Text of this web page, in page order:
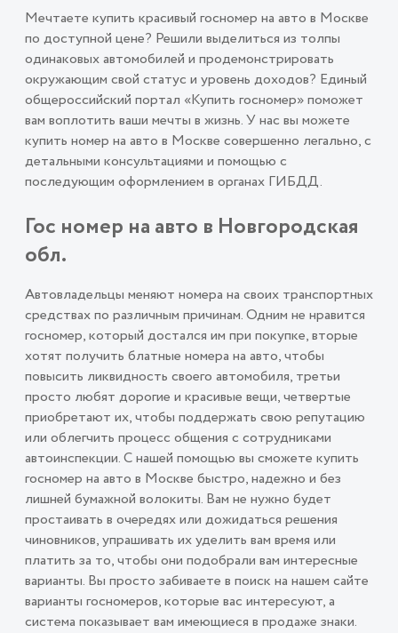
Мечтаете купить красивый госномер на авто в Москве
по доступной цене? Решили выделиться из толпы
одинаковых автомобилей и продемонстрировать
окружающим свой статус и уровень доходов? Единый
общероссийский портал «Купить госномер» поможет
вам воплотить ваши мечты в жизнь. У нас вы можете
купить номер на авто в Москве совершенно легально, с
детальными консультациями и помощью с
последующим оформлением в органах ГИБДД.
Гос номер на авто в Новгородская
обл.
Автовладельцы меняют номера на своих транспортных
средствах по различным причинам. Одним не нравится
госномер, который достался им при покупке, вторые
хотят получить блатные номера на авто, чтобы
повысить ликвидность своего автомобиля, третьи
просто любят дорогие и красивые вещи, четвертые
приобретают их, чтобы поддержать свою репутацию
или облегчить процесс общения с сотрудниками
автоинспекции. С нашей помощью вы сможете купить
госномер на авто в Москве быстро, надежно и без
лишней бумажной волокиты. Вам не нужно будет
простаивать в очередях или дожидаться решения
чиновников, упрашивать их уделить вам время или
платить за то, чтобы они подобрали вам интересные
варианты. Вы просто забиваете в поиск на нашем сайте
варианты госномеров, которые вас интересуют, а
система показывает вам имеющиеся в продаже знаки.